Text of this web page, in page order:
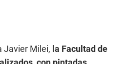
Javier Milei, la Facultad de